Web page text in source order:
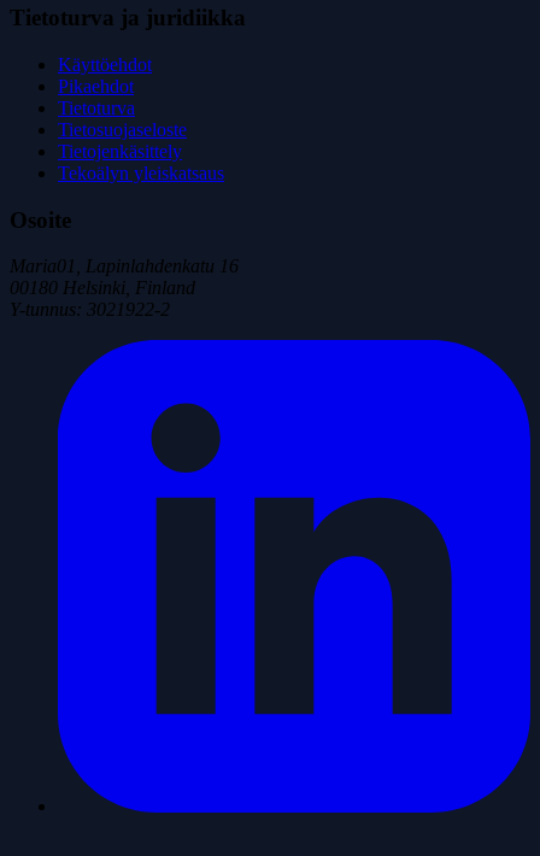
Tietoturva ja juridiikka
Käyttöehdot
Pikaehdot
Tietoturva
Tietosuojaseloste
Tietojenkäsittely
Tekoälyn yleiskatsaus
Osoite
Maria01, Lapinlahdenkatu 16
00180 Helsinki, Finland
Y-tunnus: 3021922-2